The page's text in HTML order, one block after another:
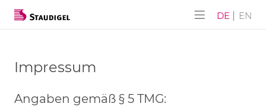
DE EN
Impressum
Angaben gemäß § 5 TMG:
Möbel BAU
Wand DESIGN
ALPHA-AKUSTIK
NANO-Lite
Lochplatten
Geschichte
Stellenangebote
Event 03/2025
Event 04/2024